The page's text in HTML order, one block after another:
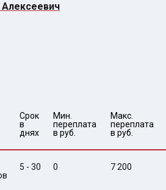
Срок
в
днях
Мин.
переплата
в руб.
Макс.
переплата
в руб.
5 - 30 0 7 200